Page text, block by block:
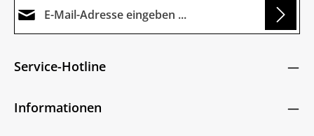
Ich habe dieDatenschutzbestimmungen
bin mit ihnen einverstanden.
Zeichen ein*
Die mit einem Stern (*) markierten Felder sind
Service-Hotline
Informationen